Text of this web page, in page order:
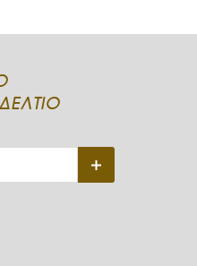
Εγγραφή